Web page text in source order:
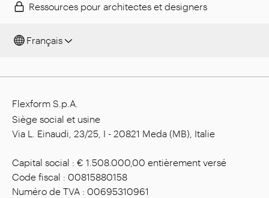
Ressources pour architectes et designers
Français
Flexform S.p.A.
Siège social et usine
Via L. Einaudi, 23/25, I - 20821 Meda (MB), Italie
Capital social : € 1.508.000,00 entièrement versé
Code fiscal : 00815880158
Numéro de TVA : 00695310961